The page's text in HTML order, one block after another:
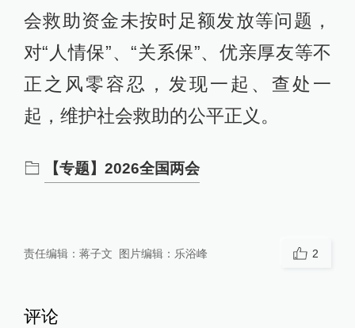
会救助资金未按时足额发放等问题，
对“人情保”、“关系保”、优亲厚友等不
正之风零容忍，发现一起、查处一
起，维护社会救助的公平正义。
【专题】2026全国两会
责任编辑： 蒋子文 图片编辑： 乐浴峰 2
评论